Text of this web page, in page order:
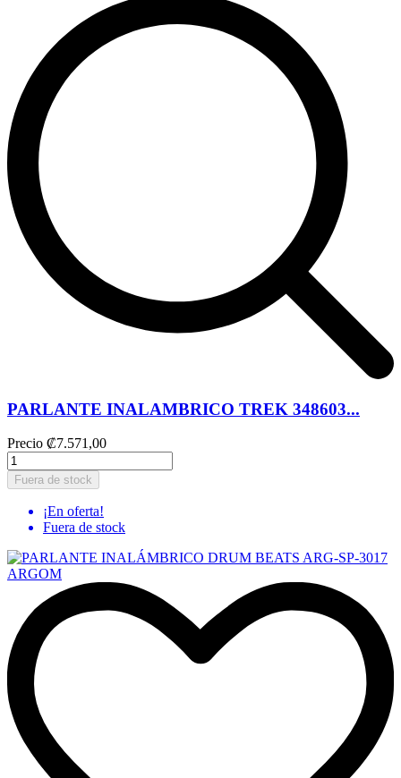
PARLANTE INALAMBRICO TREK 348603...
Precio ₡7.571,00
Fuera de stock
¡En oferta!
Fuera de stock